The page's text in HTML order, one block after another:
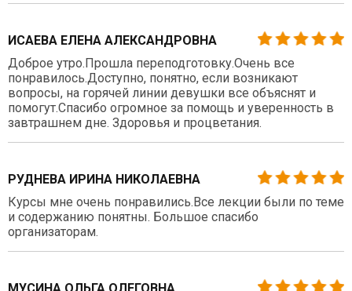
ИСАЕВА ЕЛЕНА АЛЕКСАНДРОВНА
Доброе утро.Прошла переподготовку.Очень все
понравилось.Доступно, понятно, если возникают
вопросы, на горячей линии девушки все объяснят и
помогут.Спасибо огромное за помощь и уверенность в
завтрашнем дне. Здоровья и процветания.
РУДНЕВА ИРИНА НИКОЛАЕВНА
Курсы мне очень понравились.Все лекции были по теме
и содержанию понятны. Большое спасибо
организаторам.